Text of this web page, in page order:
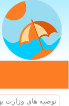
توصیه های وزارت